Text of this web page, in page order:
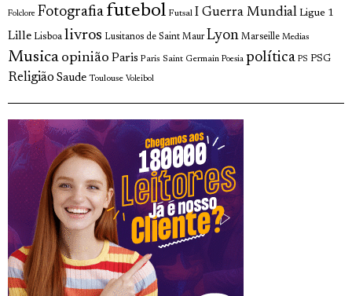
Folclore Fotografia futebol Futsal I Guerra Mundial Ligue 1
Lille Lisboa livros Lusitanos de Saint Maur Lyon Marseille Medias
Musica opinião Paris Paris Saint Germain Poesia política PS PSG
Religião Saude Toulouse Voleibol